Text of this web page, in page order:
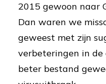
2015 gewoon naar
Dan waren we
geweest met zijn
verbeteringen in de
beter bestand